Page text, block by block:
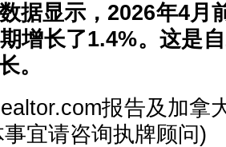
据显示，2026年4月
增长了1.4%。这是
。
报告及加拿
宜请咨询执牌顾问)